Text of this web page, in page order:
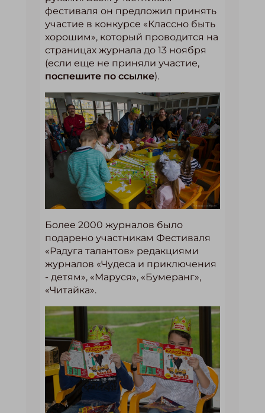
фестиваля он предложил принять
участие в конкурсе «Классно быть
хорошим», который проводится на
страницах журнала до 13 ноября
(если еще не приняли участие,
поспешите по ссылке).
Более 2000 журналов было
подарено участникам Фестиваля
«Радуга талантов» редакциями
журналов «Чудеса и приключения
- детям», «Маруся», «Бумеранг»,
«Читайка».